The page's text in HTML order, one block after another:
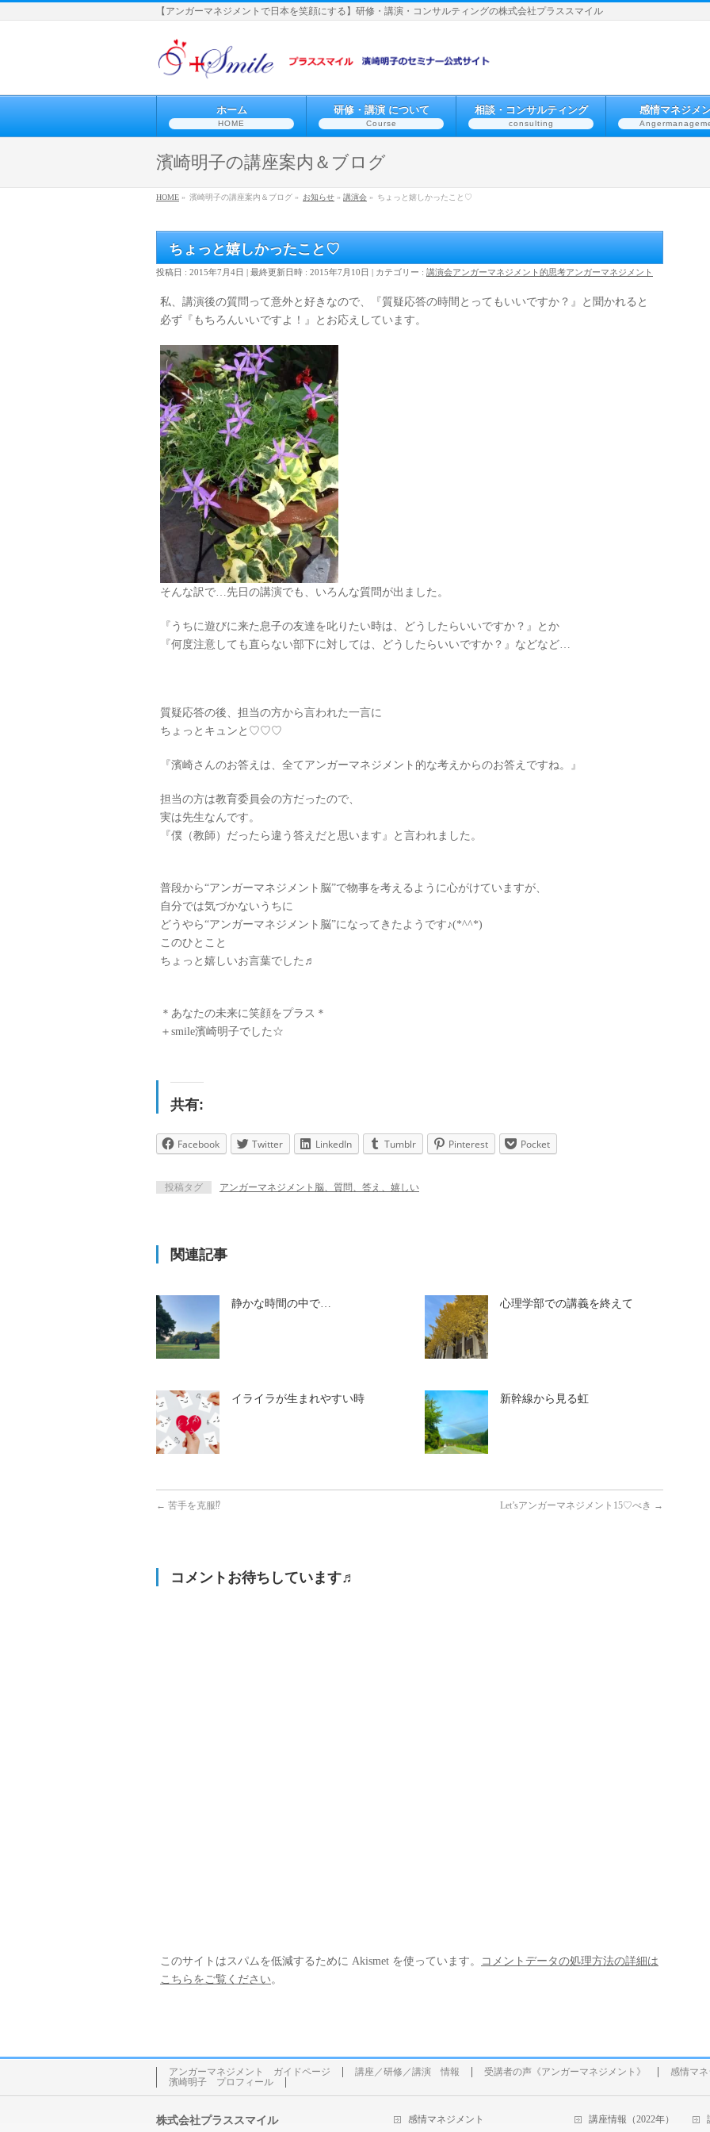
【アンガーマネジメントで日本を笑顔にする】研修・講演・コンサルティングの株式会社プラススマイル
ホーム
HOME
研修・講演 について
Course
相談・コンサルティング
consulting
感情マネジメ
濱崎明子の講座案内＆ブログ
HOME » 濱崎明子の講座案内＆ブログ » お知らせ » 講演会 » ちょっと嬉しかったこと♡
ちょっと嬉しかったこと♡
投稿日 : 2015年7月4日 最終更新日時 : 2015年7月10日 カテゴリー : 講演会アンガーマネジメント的思考アンガーマネジメント
私、講演後の質問って意外と好きなので、『質疑応答の時間とってもいいですか？』と聞かれると
必ず『もちろんいいですよ！』とお応えしています。
そんな訳で…先日の講演でも、いろんな質問が出ました。
『うちに遊びに来た息子の友達を叱りたい時は、どうしたらいいですか？』とか
『何度注意しても直らない部下に対しては、どうしたらいいですか？』などなど…
質疑応答の後、担当の方から言われた一言に
ちょっとキュンと♡♡♡
『濱崎さんのお答えは、全てアンガーマネジメント的な考えからのお答えですね。』
担当の方は教育委員会の方だったので、
実は先生なんです。
『僕（教師）だったら違う答えだと思います』と言われました。
普段から“アンガーマネジメント脳”で物事を考えるように心がけていますが、
自分では気づかないうちに
どうやら“アンガーマネジメント脳”になってきたようです♪(*^^*)
このひとこと
ちょっと嬉しいお言葉でした♬
＊あなたの未来に笑顔をプラス＊
＋smile濱崎明子でした☆
共有:
Facebook Twitter LinkedIn Tumblr Pinterest Pocket
投稿タグ アンガーマネジメント脳、質問、答え、嬉しい
関連記事
静かな時間の中で… 心理学部での講義を終えて
イライラが生まれやすい時 新幹線から見る虹
← 苦手を克服⁉︎ Let’sアンガーマネジメント15♡べき →
コメントお待ちしています♬
このサイトはスパムを低減するために Akismet を使っています。
コメントデータの処理方法の詳細は
こちらをご覧ください。
アンガーマネジメント ガイドページ 講座／研修／講演 情報 受講者の声《アンガーマネジメント》
感情マ
濱崎明子 プロフィール
株式会社プラススマイル 感情マネジメント 講座情報（2022年）